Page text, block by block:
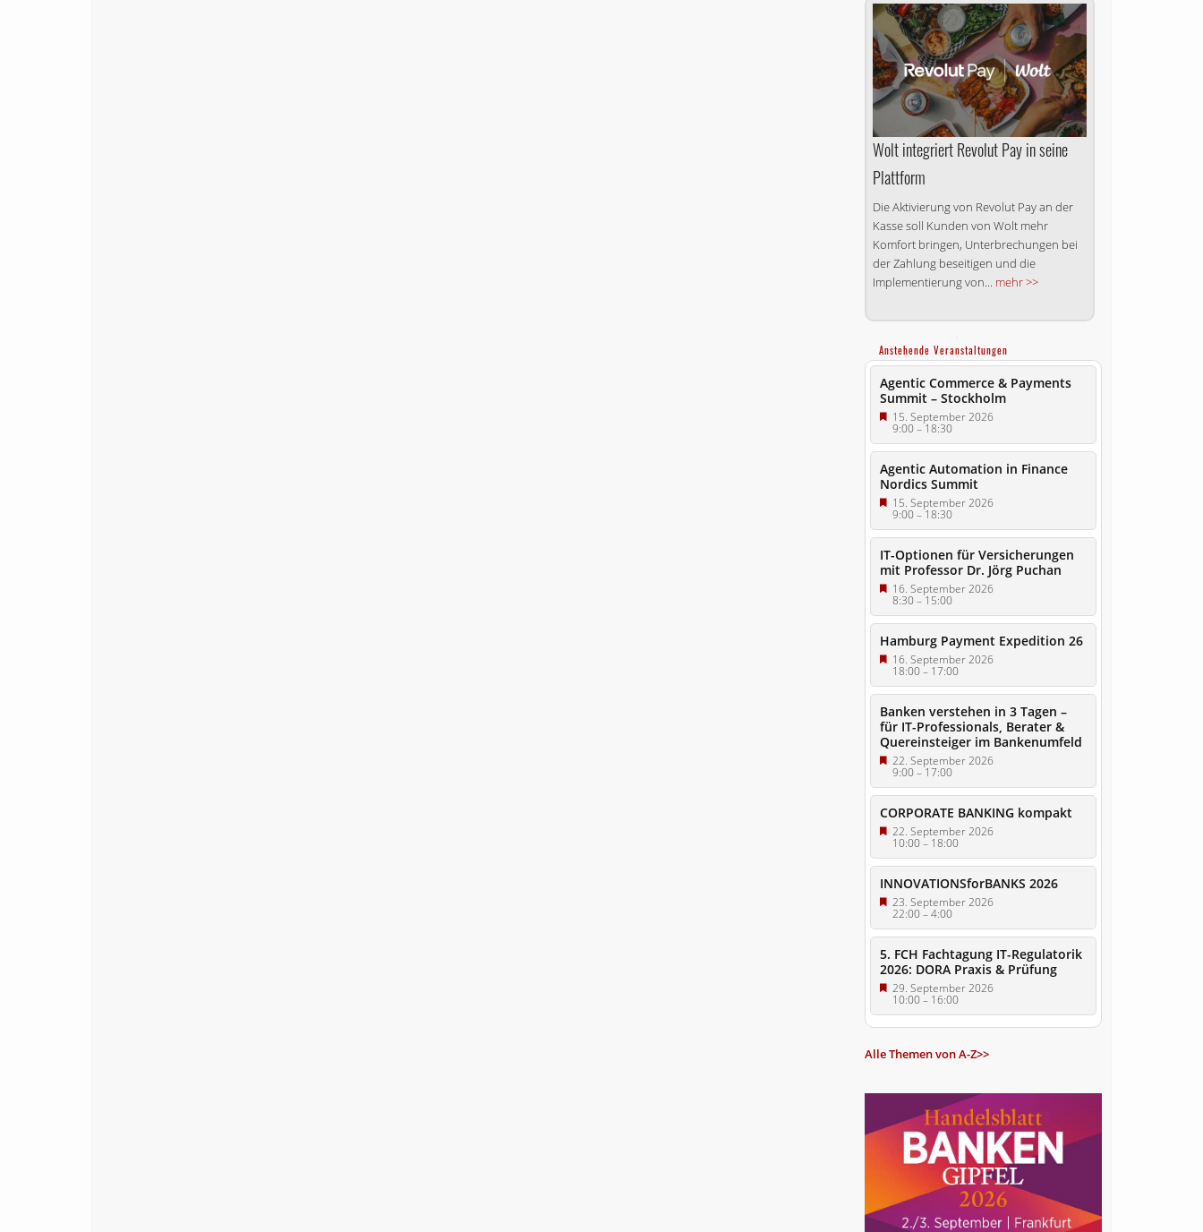
Wolt integriert Revolut Pay in seine
Plattform
Die Aktivierung von Revolut Pay an der
Kasse soll Kunden von Wolt mehr
Komfort bringen, Unterbrechungen bei
der Zahlung beseitigen und die
Implementierung von... mehr >>
Anstehende Veranstaltungen
Agentic Commerce & Payments
Summit – Stockholm
15. September 2026
9:00–18:30
Agentic Automation in Finance
Nordics Summit
15. September 2026
9:00–18:30
IT-Optionen für Versicherungen
mit Professor Dr. Jörg Puchan
16. September 2026
8:30–15:00
Hamburg Payment Expedition 26
16. September 2026
18:00– 17:00
Banken verstehen in 3 Tagen –
für IT-Professionals, Berater &
Quereinsteiger im Bankenumfeld
22. September 2026
9:00–17:00
CORPORATE BANKING kompakt
22. September 2026
10:00– 18:00
INNOVATIONSforBANKS 2026
23. September 2026
22:00–4:00
5. FCH Fachtagung IT-Regulatorik
2026: DORA Praxis & Prüfung
29. September 2026
10:00– 16:00
Alle Themen von A-Z>>